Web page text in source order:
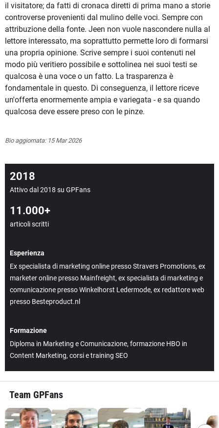
il visitatore; da fatti di cronaca diretti di prima mano a storie
controverse provenienti dal mulino delle voci. Sempre con
attribuzione della fonte. Jeen non vuole nascondere nulla al
lettore interessato, ma soprattutto permette loro di formarsi
una propria opinione. Scrive sempre i suoi contenuti nel
modo più veritiero possibile e sottolinea nei suoi testi se
qualcosa è una voce o un fatto. La trasparenza è
fondamentale in questo. Di conseguenza, il lettore riceve
un'offerta enormemente ampia e variegata - e sa quando
qualcosa deve essere preso con le pinze.
Bio aggiornata: 15 Mar 2026
2018
Attivo dal 2018 su GPFans
11.000+
articoli scritti
Esperienza
Ex specialista di marketing online presso Stravers Promotions, ex
marketer online presso Mainfreight, ex specialista di marketing e
comunicazione presso Winkelhorst Ledermode, ex redattore web
presso Besteproduct.nl
Formazione
Diploma in Marketing e Comunicazione, formazione HBO in
Content Marketing, corsi e training SEO
Team GPFans